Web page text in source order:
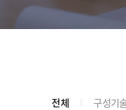
전체 구성기